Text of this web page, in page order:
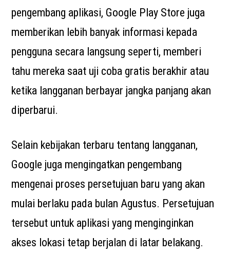
pengembang aplikasi, Google Play Store juga
memberikan lebih banyak informasi kepada
pengguna secara langsung seperti, memberi
tahu mereka saat uji coba gratis berakhir atau
ketika langganan berbayar jangka panjang akan
diperbarui.
Selain kebijakan terbaru tentang langganan,
Google juga mengingatkan pengembang
mengenai proses persetujuan baru yang akan
mulai berlaku pada bulan Agustus. Persetujuan
tersebut untuk aplikasi yang menginginkan
akses lokasi tetap berjalan di latar belakang.